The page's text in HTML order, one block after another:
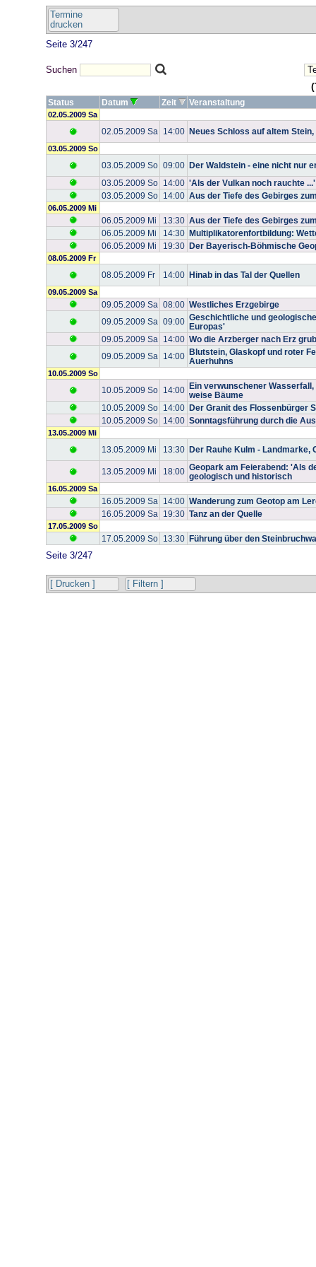
Termine
drucken
Seite 3/247
Suchen
Status Datum Zeit Veranstaltung
02.05.2009 Sa
02.05.2009 Sa 14:00 Neues Schloss auf altem
03.05.2009 So
03.05.2009 So 09:00 Der Waldstein - eine nicht nur
03.05.2009 So
14:00 'Als der Vulkan noch rauchte
03.05.2009 So
14:00 Aus der Tiefe des Gebirges
06.05.2009 Mi
06.05.2009 Mi 13:30 Aus der Tiefe des Gebirges
06.05.2009 Mi
14:30 Multiplikatorenfortbildung:
06.05.2009 Mi
19:30 Der Bayerisch-Böhmische
08.05.2009 Fr
08.05.2009 Fr 14:00 Hinab in das Tal der Quellen
09.05.2009 Sa
09.05.2009 Sa 08:00 Westliches Erzgebirge
09.05.2009 Sa
09:00 Geschichtliche und
Europas'
09.05.2009 Sa
14:00 Wo die Arzberger nach Erz
09.05.2009 Sa
14:00 Blutstein, Glaskopf und roter
Auerhuhns
10.05.2009 So
10.05.2009 So 14:00 Ein verwunschener
weise Bäume
10.05.2009 So
14:00 Der Granit des Flossenbürger
10.05.2009 So
14:00 Sonntagsführung durch die
13.05.2009 Mi
13.05.2009 Mi 13:30 Der Rauhe Kulm - Landmarke,
13.05.2009 Mi 18:00 Geopark am Feierabend: 'Als
geologisch und historisch
16.05.2009 Sa
16.05.2009 Sa 14:00 Wanderung zum Geotop am
16.05.2009 Sa
19:30 Tanz an der Quelle
17.05.2009 So
17.05.2009 So 13:30 Führung über den
Seite 3/247
[ Drucken ] [ Filtern ]